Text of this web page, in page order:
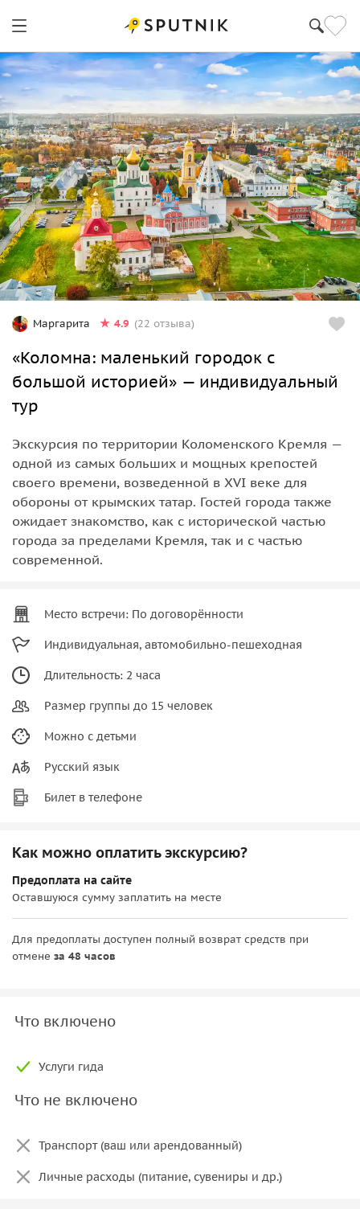
Маргарита 4.9 (22 отзыва)
«Коломна: маленький городок с
большой историей» — индивидуальный
тур
Экскурсия по территории Коломенского Кремля —
одной из самых больших и мощных крепостей
своего времени, возведенной в XVI веке для
обороны от крымских татар. Гостей города также
ожидает знакомство, как с исторической частью
города за пределами Кремля, так и с частью
современной.
Место встречи: По договорённости
Индивидуальная, автомобильно-пешеходная
Длительность: 2 часа
Размер группы до 15 человек
Можно с детьми
Русский язык
Билет в телефоне
Как можно оплатить экскурсию?
Предоплата на сайте
Оставшуюся сумму заплатить на месте
Для предоплаты доступен полный возврат средств при
отмене за 48 часов
Что включено
Услуги гида
Что не включено
Транспорт (ваш или арендованный)
Личные расходы (питание, сувениры и др.)